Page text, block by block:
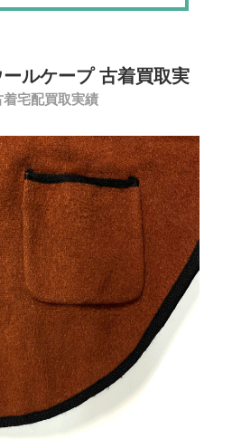
ルケープ 古着買取実
着宅配買取実績